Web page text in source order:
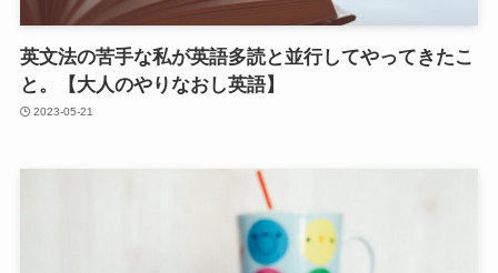
英文法の苦手な私が英語多読と並行してやってきたこ
と。【大人のやりなおし英語】
2023-05-21